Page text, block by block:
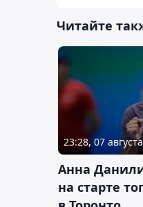
Читайте
23:28, 07
Анна
на старте